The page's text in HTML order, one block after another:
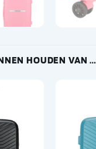
HOUDEN VAN …